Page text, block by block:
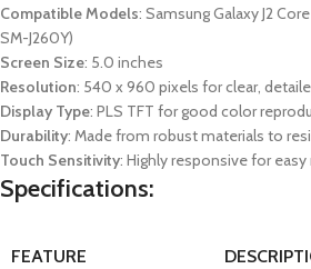
Compatible Models: Samsung Galaxy J2
SM-J260Y)
Screen Size: 5.0 inches
Resolution: 540 x 960 pixels for clear,
Display Type: PLS TFT for good color
Durability: Made from robust materials to
Touch Sensitivity: Highly responsive for
Specifications:
FEATURE